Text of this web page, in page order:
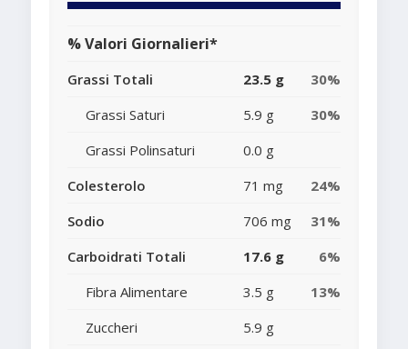
% Valori Giornalieri*
Grassi Totali 23.5 g
30%
Grassi Saturi
5.9 g
30%
Grassi Polinsaturi
0.0 g
Colesterolo
71 mg
24%
Sodio
706 mg
31%
Carboidrati Totali
17.6 g
6%
Fibra Alimentare
3.5 g
13%
Zuccheri
5.9 g